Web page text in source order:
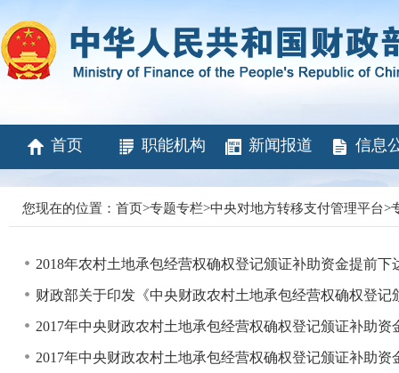
首页 职能机构 新闻报道 信息
您现在的位置： 首页>专题专栏>中央对地方转移支付管理平台>
2018年农村土地承包经营权确权登记颁证补助资金提前
财政部关于印发《中央财政农村土地承包经营权确权登
2017年中央财政农村土地承包经营权确权登记颁证补助
2017年中央财政农村土地承包经营权确权登记颁证补助